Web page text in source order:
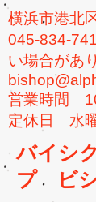
横浜市港北
045-834-
い場合があ
営業時間
定休日 水
バイシ
プ
ビ